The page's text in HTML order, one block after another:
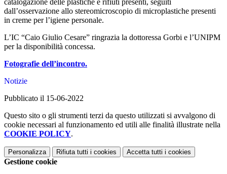
catalogazione delle plastiche e rifiuti presenti, seguiti
dall’osservazione allo stereomicroscopio di microplastiche presenti
in creme per l’igiene personale.
L’IC “Caio Giulio Cesare” ringrazia la dottoressa Gorbi e l’UNIPM
per la disponibilità concessa.
Fotografie dell’incontro.
Notizie
Pubblicato il 15-06-2022
Questo sito o gli strumenti terzi da questo utilizzati si avvalgono di
cookie necessari al funzionamento ed utili alle finalità illustrate nella
COOKIE POLICY.
Personalizza Rifiuta tutti i cookies Accetta tutti i cookies
Gestione cookie